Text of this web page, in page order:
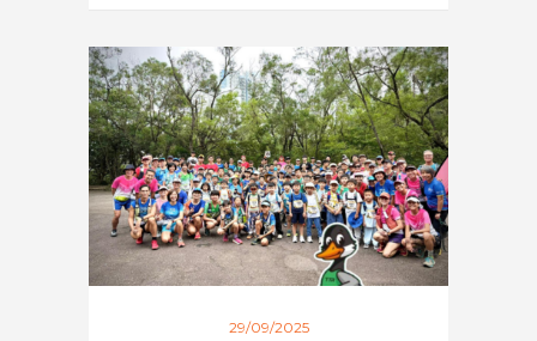
29/09/2025